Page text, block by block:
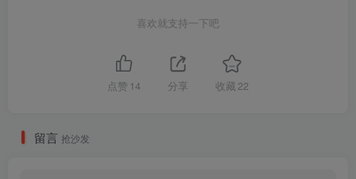
喜欢就支持一下吧
点赞 14 分享 收藏 22
留言 抢沙发